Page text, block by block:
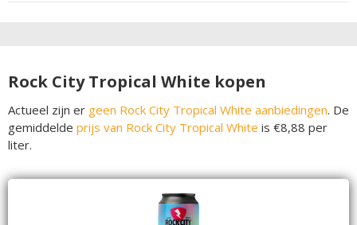
Rock City Tropical White kopen
Actueel zijn er geen Rock City Tropical White aanbiedingen. De
gemiddelde prijs van Rock City Tropical White is €8,88 per
liter.